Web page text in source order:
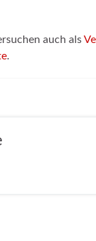
auch als
.